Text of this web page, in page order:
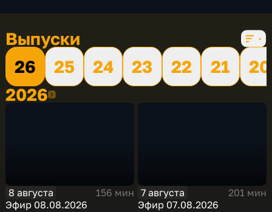
Выпуски
26
25 24 23 22 21
20
20262026
8 августа
156 мин
Эфир 08.08.2026
7 августа
201 мин
Эфир 07.08.2026